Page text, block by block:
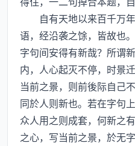
自有天地以来百千万年
语，经沿袭之馀，皆故也
字句间安得有新哉？所谓
内，人心起灭不停，时景
当前之景，则前後际自己
同於人则新也。若在字句
众人用之则成套，何新之
之心，写当前之景，於无